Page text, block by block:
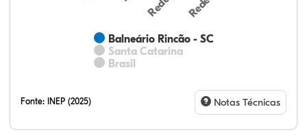
Balneário Rincão - SC
Santa Catarina
Brasil
Fonte: INEP (2025) Notas Técnicas